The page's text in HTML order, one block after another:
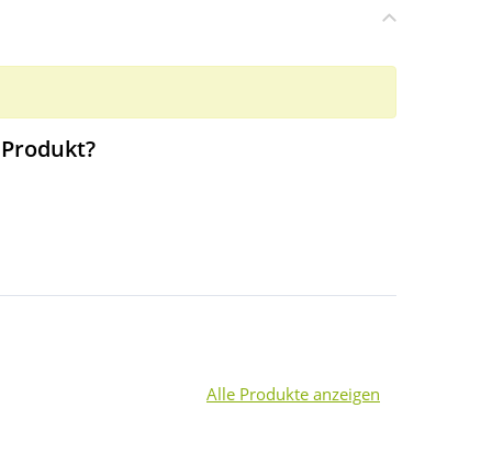
Alle Produkte anzeigen